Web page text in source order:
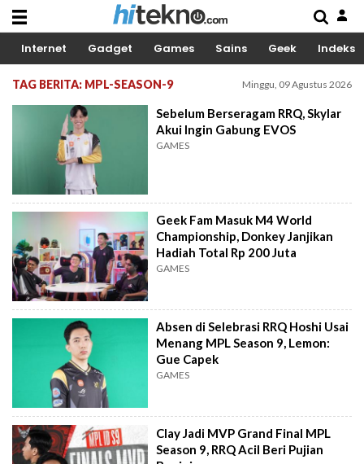
Internet Gadget Games Sains Geek Indeks
TAG BERITA: MPL-SEASON-9 Minggu, 09 Agustus 2026
Sebelum Berseragam RRQ, Skylar
Akui Ingin Gabung EVOS
GAMES
Geek Fam Masuk M4 World
Championship, Donkey Janjikan
Hadiah Total Rp 200 Juta
GAMES
Absen di Selebrasi RRQ Hoshi Usai
Menang MPL Season 9, Lemon:
Gue Capek
GAMES
Clay Jadi MVP Grand Final MPL
Season 9, RRQ Acil Beri Pujian